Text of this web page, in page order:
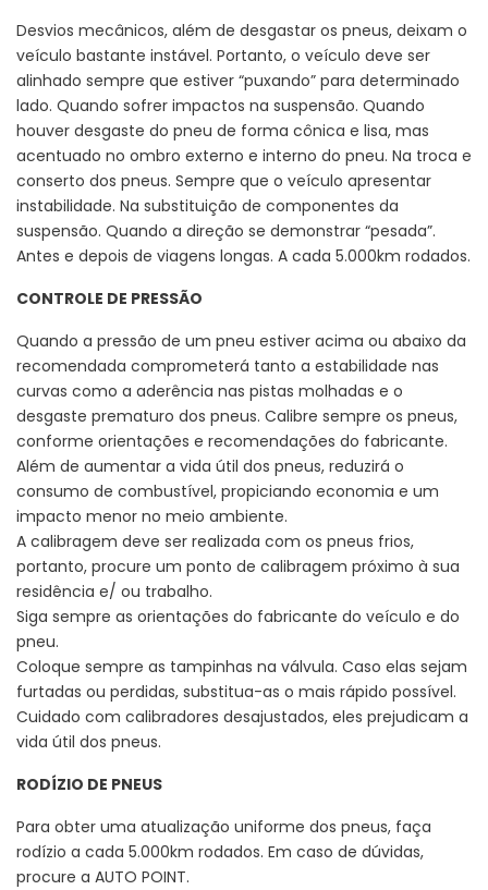
Desvios mecânicos, além de desgastar os pneus, deixam o
veículo bastante instável. Portanto, o veículo deve ser
alinhado sempre que estiver “puxando” para determinado
lado. Quando sofrer impactos na suspensão. Quando
houver desgaste do pneu de forma cônica e lisa, mas
acentuado no ombro externo e interno do pneu. Na troca e
conserto dos pneus. Sempre que o veículo apresentar
instabilidade. Na substituição de componentes da
suspensão. Quando a direção se demonstrar “pesada”.
Antes e depois de viagens longas. A cada 5.000km rodados.
CONTROLE DE PRESSÃO
Quando a pressão de um pneu estiver acima ou abaixo da
recomendada comprometerá tanto a estabilidade nas
curvas como a aderência nas pistas molhadas e o
desgaste prematuro dos pneus. Calibre sempre os pneus,
conforme orientações e recomendações do fabricante.
Além de aumentar a vida útil dos pneus, reduzirá o
consumo de combustível, propiciando economia e um
impacto menor no meio ambiente.
A calibragem deve ser realizada com os pneus frios,
portanto, procure um ponto de calibragem próximo à sua
residência e/ ou trabalho.
Siga sempre as orientações do fabricante do veículo e do
pneu.
Coloque sempre as tampinhas na válvula. Caso elas sejam
furtadas ou perdidas, substitua-as o mais rápido possível.
Cuidado com calibradores desajustados, eles prejudicam a
vida útil dos pneus.
RODÍZIO DE PNEUS
Para obter uma atualização uniforme dos pneus, faça
rodízio a cada 5.000km rodados. Em caso de dúvidas,
procure a AUTO POINT.